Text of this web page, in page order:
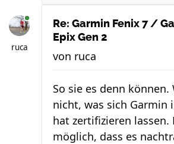
ruca
Re: Garmin Fenix 7 /
Epix Gen 2
von ruca
So sie es denn können.
nicht, was sich Garmin
hat zertifizieren lassen.
möglich, dass es